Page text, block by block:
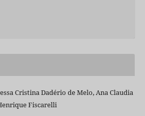
Cristina Dadério de Melo, Ana Claudia
Fiscarelli